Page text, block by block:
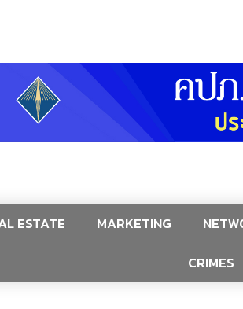
ESTATE MARKETING
CRIMES